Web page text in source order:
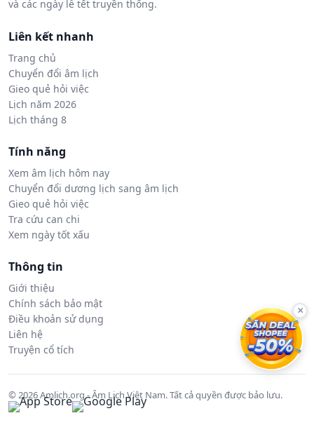
và các ngày lễ tết truyền thống.
Liên kết nhanh
Trang chủ
Chuyển đổi âm lịch
Gieo quẻ hỏi việc
Lịch năm 2026
Lịch tháng 8
Tính năng
Xem âm lịch hôm nay
Chuyển đổi dương lịch sang âm lịch
Gieo quẻ hỏi việc
Tra cứu can chi
Xem ngày tốt xấu
Thông tin
Giới thiệu
Chính sách bảo mật
Điều khoản sử dụng
Liên hệ
Truyện cổ tích
© 2026 Amlich.org - Âm Lịch Việt Nam. Tất cả quyền được bảo lưu.
×